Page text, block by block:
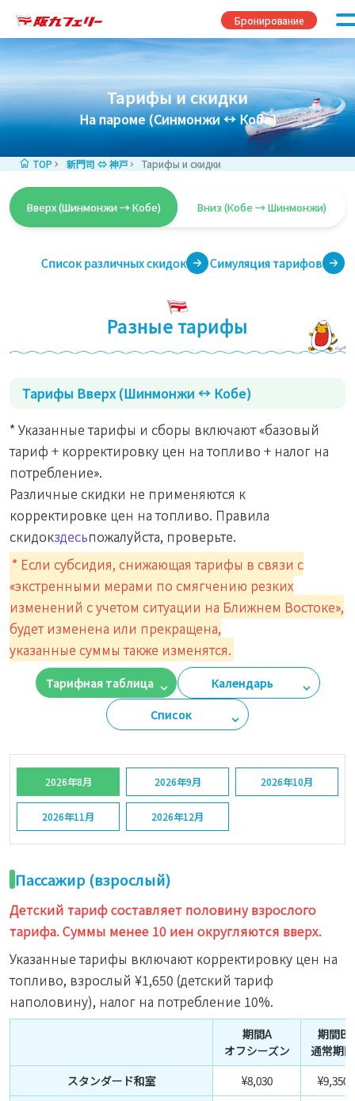
Бронирование
Тарифы и скидки
На пароме (Синмонжи ↔︎ Кобе)
TOP 新門司 ⇔ 神戸 Тарифы и скидки
Вверх (Шинмонжи → Кобе) Вниз (Кобе → Шинмонжи)
Список различных скидок Симуляция тарифов
Разные тарифы
Тарифы Вверх (Шинмонжи ↔︎ Кобе)
* Указанные тарифы и сборы включают «базовый
тариф + корректировку цен на топливо + налог на
потребление».
Различные скидки не применяются к
корректировке цен на топливо. Правила
скидокздесьпожалуйста, проверьте.
* Если субсидия, снижающая тарифы в связи с
«экстренными мерами по смягчению резких
изменений с учетом ситуации на Ближнем Востоке»,
будет изменена или прекращена,
указанные суммы также изменятся.
Тарифная таблица
Календарь
Список
2026年8月 2026年9月 2026年10月
2026年11月 2026年12月
Пассажир (взрослый)
Детский тариф составляет половину взрослого
тарифа. Суммы менее 10 иен округляются вверх.
Указанные тарифы включают корректировку цен на
топливо, взрослый ¥1,650 (детский тариф
наполовину), налог на потребление 10%.
期間A
オフシーズン
期間B
通常期間
スタンダード和室
¥8,030
¥9,350